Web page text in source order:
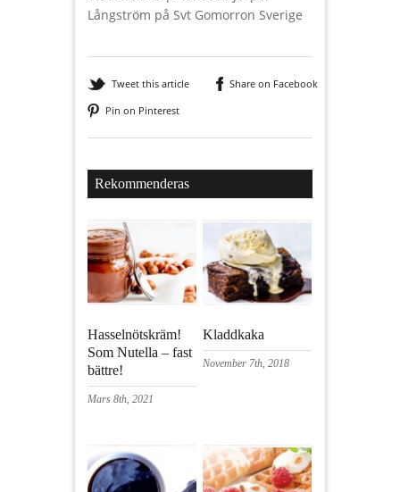
Långström på Svt Gomorron Sverige
Tweet this article
Share on Facebook
Pin on Pinterest
Rekommenderas
Hasselnötskräm!
Som Nutella – fast
bättre!
Mars 8th, 2021
Kladdkaka
November 7th, 2018